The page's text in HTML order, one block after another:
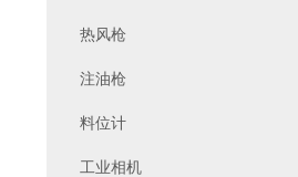
热风枪
注油枪
料位计
工业相机